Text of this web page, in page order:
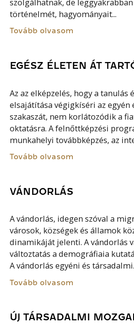
szolgálhatnak, de
történelmét, hagyományait...
Tovább olvasom
EGÉSZ ÉLETEN ÁT
Az az elképzelés, hogy a tanulás
elsajátítása végigkíséri az egyén
szakaszát, nem korlátozódik a
oktatásra. A felnőttképzési
munkahelyi továbbképzés, az
Tovább olvasom
VÁNDORLÁS
A vándorlás, idegen szóval a
városok, községek és államok
dinamikáját jelenti. A vándorlás
változtatás a demográfiaia
A vándorlás egyéni és
Tovább olvasom
ÚJ TÁRSADALMI